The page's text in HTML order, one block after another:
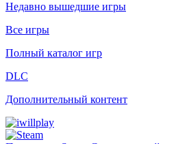
Недавно вышедшие игры
Все игры
Полный каталог игр
DLC
Дополнительный контент